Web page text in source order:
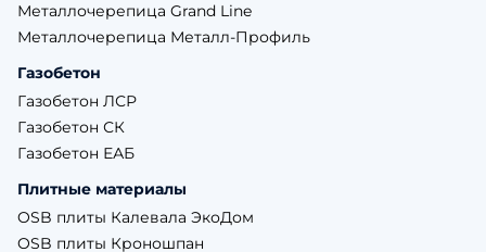
Металлочерепица Grand Line
Металлочерепица Металл-Профиль
Газобетон
Газобетон ЛСР
Газобетон СК
Газобетон ЕАБ
Плитные материалы
OSB плиты Калевала ЭкоДом
OSB плиты Кроношпан